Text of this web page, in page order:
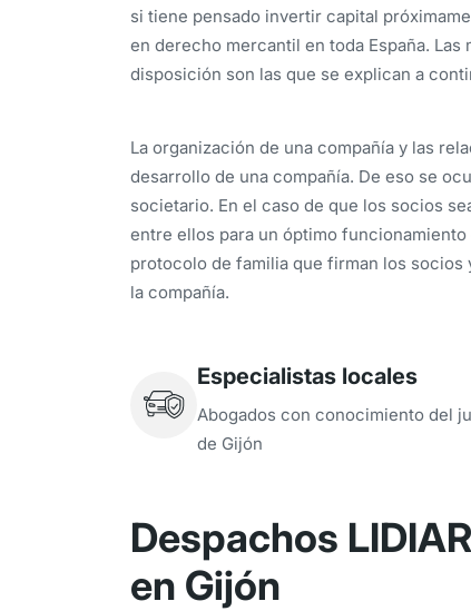
si tiene pensado invertir capital
en derecho mercantil en toda España.
disposición son las que se explican a
La organización de una compañía y las
desarrollo de una compañía. De eso se
societario. En el caso de que los socios
entre ellos para un óptimo
protocolo de familia que firman los
la compañía.
Especialistas locales
Abogados con conocimiento del
de Gijón
Despachos
en Gijón